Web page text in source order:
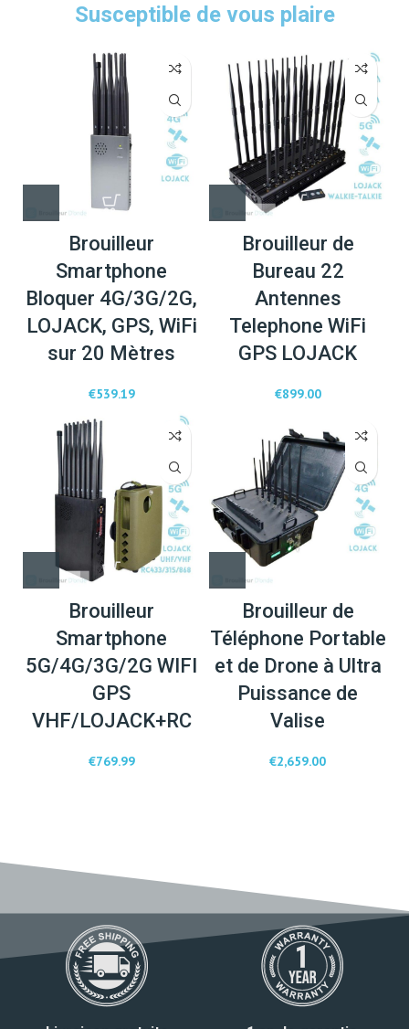
Susceptible de vous plaire
Brouilleur
Smartphone
Bloquer 4G/3G/2G,
LOJACK, GPS, WiFi
sur 20 Mètres
€539.19
Brouilleur de
Bureau 22
Antennes
Telephone WiFi
GPS LOJACK
€899.00
Brouilleur
Smartphone
5G/4G/3G/2G WIFI
GPS
VHF/LOJACK+RC
€769.99
Brouilleur de
Téléphone Portable
et de Drone à Ultra
Puissance de
Valise
€2,659.00